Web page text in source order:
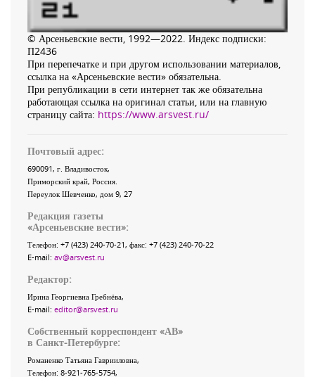
© Арсеньевские вести, 1992—2022. Индекс подписки:
П2436
При перепечатке и при другом использовании материалов,
ссылка на «Арсеньевские вести» обязательна.
При републикации в сети интернет так же обязательна
работающая ссылка на оригинал статьи, или на главную
страницу сайта: https://www.arsvest.ru/
Почтовый адрес:
690091, г. Владивосток,
Приморский край, Россия
Переулок Шевченко, дом 9, 27
Редакция газеты
«Арсеньевские вести»:
Телефон: +7 (423) 240-70-21, факс: +7 (423) 240-70-22
E-mail: av@arsvest.ru
Редактор:
Ирина Георгиевна Гребнёва,
E-mail: editor@arsvest.ru
Собственный корреспондент «АВ»
в Санкт-Петербурге:
Романенко Татьяна Гаврииловна,
Телефон: 8-921-765-5754,